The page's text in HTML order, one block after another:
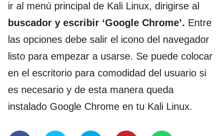
ir al menú principal de Kali Linux, dirigirse al
buscador y escribir ‘Google Chrome’. Entre
las opciones debe salir el icono del navegador
listo para empezar a usarse. Se puede colocar
en el escritorio para comodidad del usuario si
es necesario y de esta manera queda
instalado Google Chrome en tu Kali Linux.